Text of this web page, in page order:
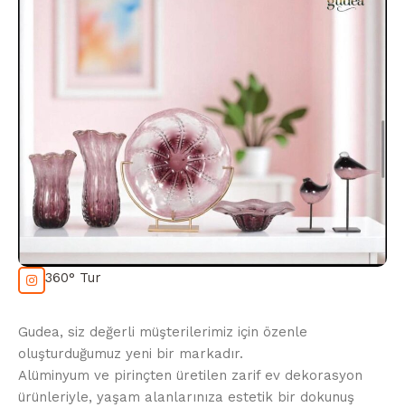
360° Tur
Gudea, siz değerli müşterilerimiz için özenle
oluşturduğumuz yeni bir markadır.
Alüminyum ve pirinçten üretilen zarif ev dekorasyon
ürünleriyle, yaşam alanlarınıza estetik bir dokunuş